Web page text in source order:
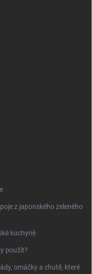
z japonského zeleného
kuchyně
použít?
omáčky a chutě, které